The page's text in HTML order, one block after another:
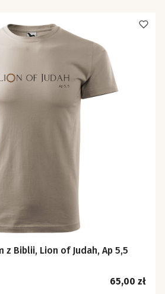
z Biblii, Lion of Judah, Ap 5,5
Cena
65,00 zł